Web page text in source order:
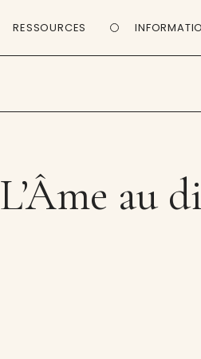
RESSOURCES
L’Âme au